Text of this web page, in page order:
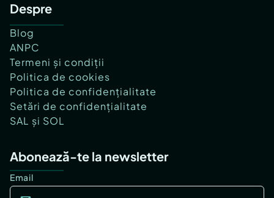
Despre
Blog
ANPC
Termeni și condiții
Politica de cookies
Politica de confidențialitate
Setări de confidențialitate
SAL și SOL
Abonează-te la newsletter
Email